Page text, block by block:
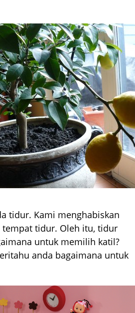
tidur. Kami menghabiskan
tidur. Oleh itu, tidur
untuk memilih katil?
anda bagaimana untuk